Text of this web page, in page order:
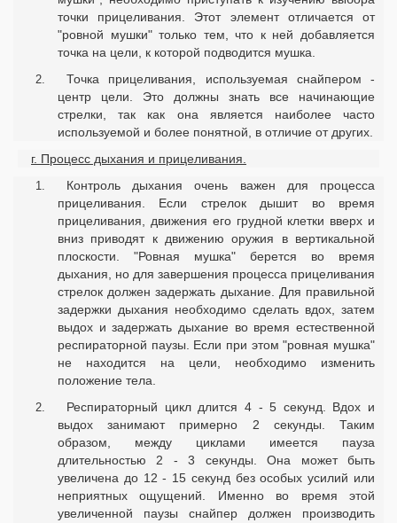
точки прицеливания. Этот элемент отличается от
"ровной мушки" только тем, что к ней добавляется
точка на цели, к которой подводится мушка.
Точка прицеливания, используемая снайпером -
центр цели. Это должны знать все начинающие
стрелки, так как она является наиболее часто
используемой и более понятной, в отличие от других.
г. Процесс дыхания и прицеливания.
Контроль дыхания очень важен для процесса
прицеливания. Если стрелок дышит во время
прицеливания, движения его грудной клетки вверх и
вниз приводят к движению оружия в вертикальной
плоскости. "Ровная мушка" берется во время
дыхания, но для завершения процесса прицеливания
стрелок должен задержать дыхание. Для правильной
задержки дыхания необходимо сделать вдох, затем
выдох и задержать дыхание во время естественной
респираторной паузы. Если при этом "ровная мушка"
не находится на цели, необходимо изменить
положение тела.
Респираторный цикл длится 4 - 5 секунд. Вдох и
выдох занимают примерно 2 секунды. Таким
образом, между циклами имеется пауза
длительностью 2 - 3 секунды. Она может быть
увеличена до 12 - 15 секунд без особых усилий или
неприятных ощущений. Именно во время этой
увеличенной паузы снайпер должен производить